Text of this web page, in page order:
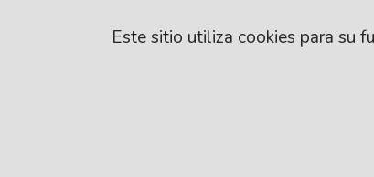
Este sitio utiliza cookies para su